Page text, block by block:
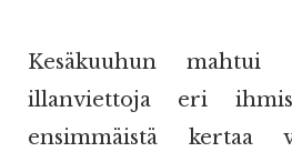
Kesäkuuhun mahtui
illanviettoja eri
ensimmäistä kertaa